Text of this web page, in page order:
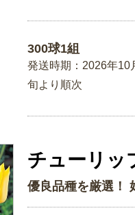
300球1組
発送時期：2026年10
旬より順次
チューリッ
優良品種を厳選！